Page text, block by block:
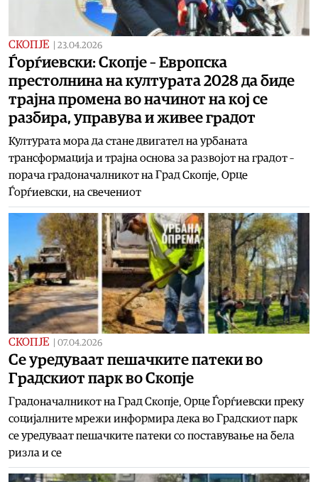
СКОПЈЕ 23.04.2026
Ѓорѓиевски: Скопје – Европска
престолнина на културата 2028 да биде
трајна промена во начинот на кој се
разбира, управува и живее градот
Културата мора да стане двигател на урбаната
трансформација и трајна основа за развојот на градот –
порача градоначалникот на Град Скопје, Орце
Ѓорѓиевски, на свечениот
СКОПЈЕ 07.04.2026
Се уредуваат пешачките патеки во
Градскиот парк во Скопје
Градоначалникот на Град Скопје, Орце Ѓорѓиевски преку
социјалните мрежи информира дека во Градскиот парк
се уредуваат пешачките патеки со поставување на бела
ризла и се